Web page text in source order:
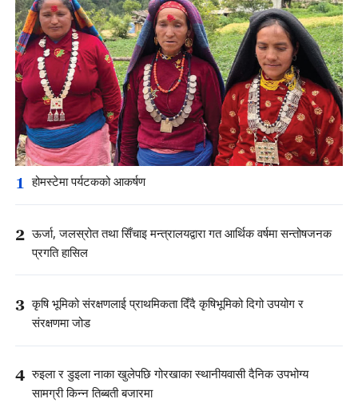
1 होमस्टेमा पर्यटकको आकर्षण
2 ऊर्जा, जलस्रोत तथा सिँचाइ मन्त्रालयद्वारा गत आर्थिक वर्षमा सन्तोषजनक
प्रगति हासिल
3 कृषि भूमिको संरक्षणलाई प्राथमिकता दिँदै कृषिभूमिको दिगो उपयोग र
संरक्षणमा जोड
4 रुइला र डुइला नाका खुलेपछि गोरखाका स्थानीयवासी दैनिक उपभोग्य
सामग्री किन्न तिब्बती बजारमा